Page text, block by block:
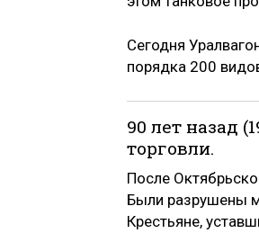
Сегодня
порядка 200
90 лет назад
торговли.
После
Были разрушены
Крестьяне,